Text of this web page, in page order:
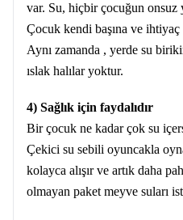
var. Su, hiçbir çocuğun onsuz
Çocuk kendi başına ve
Aynı zamanda , yerde su
ıslak halılar yoktur.
4) Sağlık için faydalıdır
Bir çocuk ne kadar çok su
Çekici su sebili oyuncakla
kolayca alışır ve artık daha
olmayan paket meyve suları